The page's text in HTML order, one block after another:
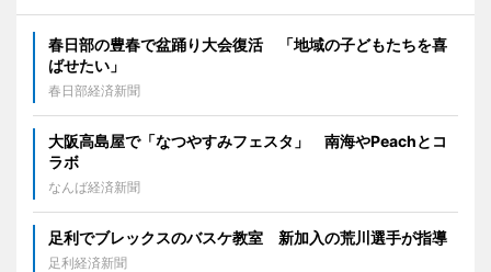
春日部の豊春で盆踊り大会復活 「地域の子どもたちを喜
ばせたい」
春日部経済新聞
大阪高島屋で「なつやすみフェスタ」 南海やPeachとコ
ラボ
なんば経済新聞
足利でブレックスのバスケ教室 新加入の荒川選手が指導
足利経済新聞